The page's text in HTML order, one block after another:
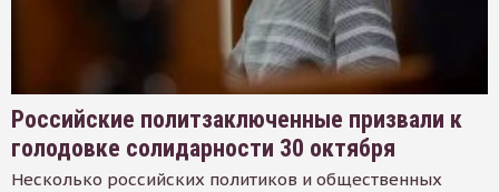
Российские политзаключенные призвали к
голодовке солидарности 30 октября
Несколько российских политиков и общественных